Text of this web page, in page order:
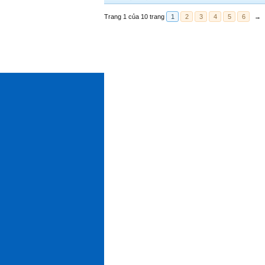
Trang 1 của 10 trang 1 2 3 4 5 6 →